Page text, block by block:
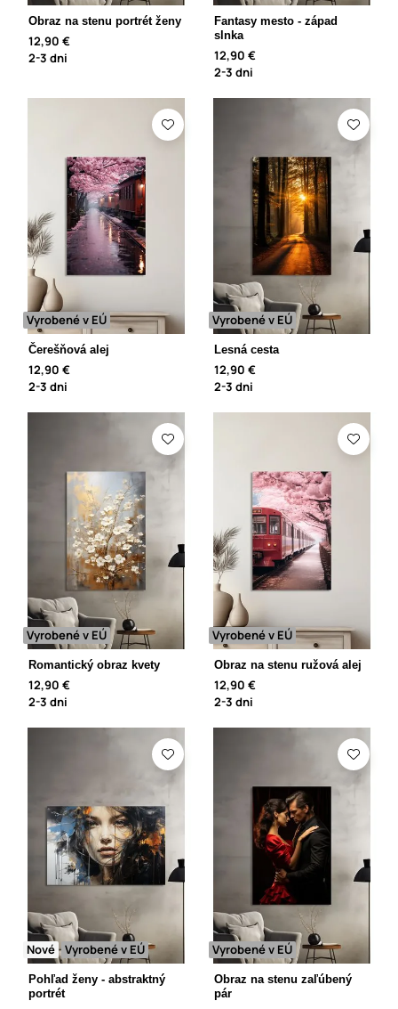
Obraz na stenu portrét ženy
12,90 €
2-3 dni
Fantasy mesto - západ
slnka
12,90 €
2-3 dni
Vyrobené v EÚ
Čerešňová alej
12,90 €
2-3 dni
Vyrobené v EÚ
Lesná cesta
12,90 €
2-3 dni
Vyrobené v EÚ
Romantický obraz kvety
12,90 €
2-3 dni
Vyrobené v EÚ
Obraz na stenu ružová alej
12,90 €
2-3 dni
Nové Vyrobené v EÚ
Pohľad ženy - abstraktný
portrét
Vyrobené v EÚ
Obraz na stenu zaľúbený
pár